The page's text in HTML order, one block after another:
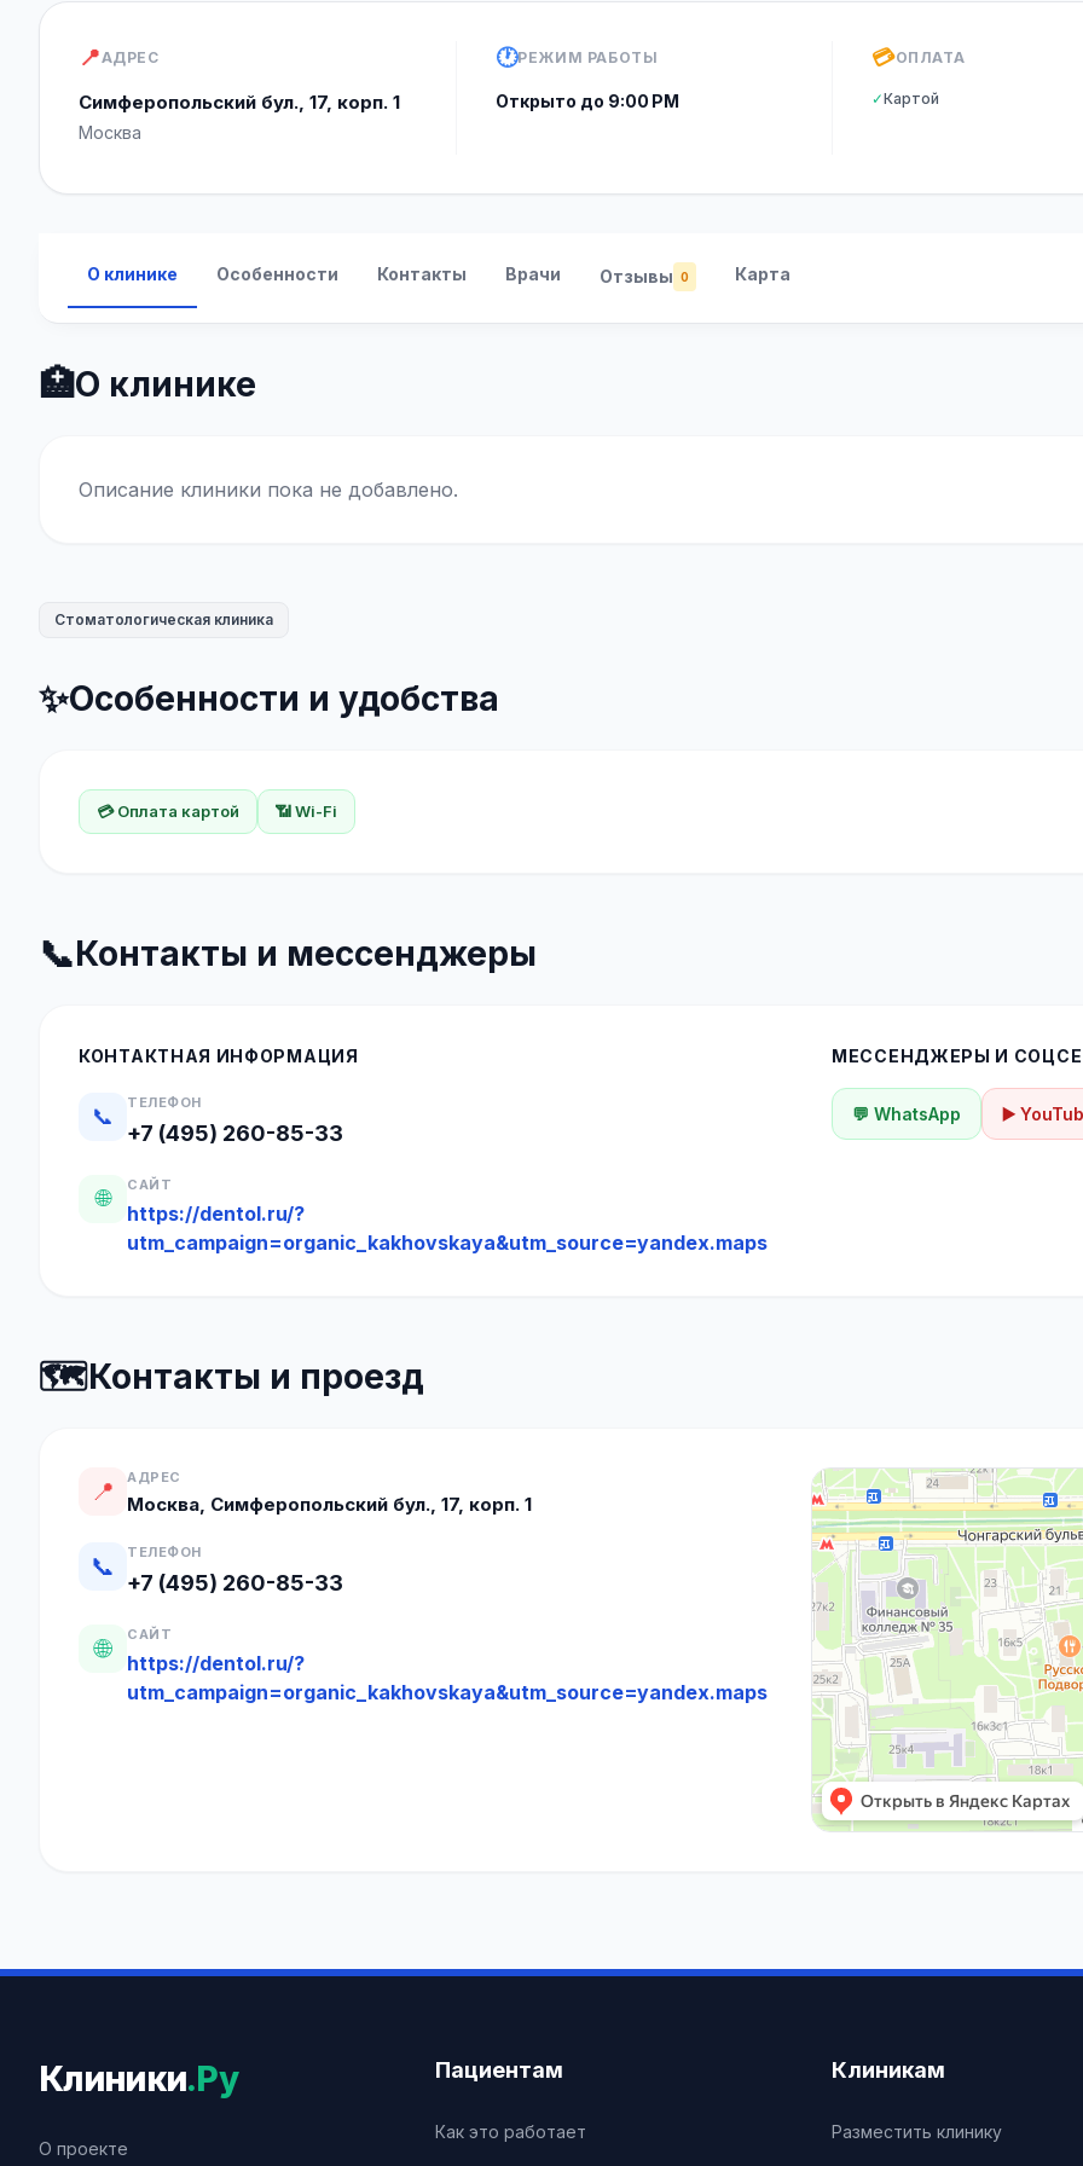
📍АДРЕС
Симферопольский бул., 17, корп. 1
Москва
🕐РЕЖИМ РАБОТЫ
Открыто до 9:00 PM
💳ОПЛАТА
✓Картой
О клинике Особенности Контакты Врачи Отзывы 0 Карта
🏥О клинике
Описание клиники пока не добавлено.
Стоматологическая клиника
✨Особенности и удобства
💳 Оплата картой 📶 Wi-Fi
📞Контакты и мессенджеры
КОНТАКТНАЯ ИНФОРМАЦИЯ
📞
ТЕЛЕФОН
+7 (495) 260-85-33
🌐
САЙТ
https://dentol.ru/?
utm_campaign=organic_kakhovskaya&utm_source=yandex.maps
МЕССЕНДЖЕРЫ И
💬 WhatsApp ▶️
🗺️Контакты и проезд
📍 АДРЕС
Москва, Симферопольский бул., 17, корп. 1
📞 ТЕЛЕФОН
+7 (495) 260-85-33
🌐 САЙТ
https://dentol.ru/?
utm_campaign=organic_kakhovskaya&utm_source=yandex.maps
Клиники.Ру
О проекте
Пациентам
Как это работает
Клиникам
Разместить клинику